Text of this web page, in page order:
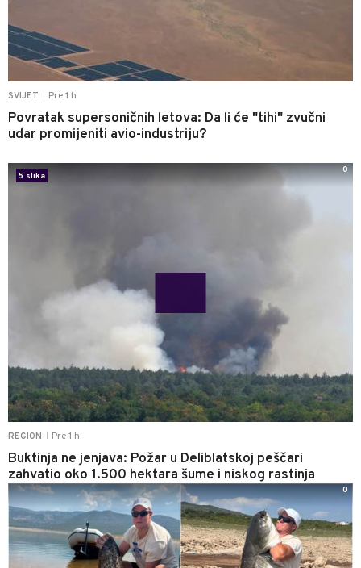
SVIJET Pre 1 h
Povratak supersoničnih letova: Da li će "tihi" zvučni
udar promijeniti avio-industriju?
REGION Pre 1 h
Buktinja ne jenjava: Požar u Deliblatskoj peščari
zahvatio oko 1.500 hektara šume i niskog rastinja
5 slika
0
0